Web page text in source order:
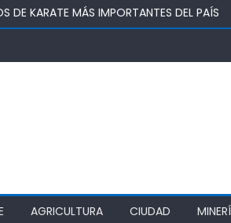
DE PRESIDIO, AUTOR DE TRÁFICO DE
AGRICULTURA CIUDAD